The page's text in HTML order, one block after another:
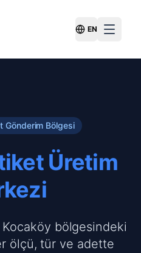
Switch
EN
Gönderim Bölgesi
Üretim
bölgesindeki
ölçü, tür ve adette